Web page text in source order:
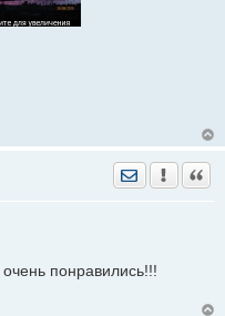
Отправить
понравились!!!